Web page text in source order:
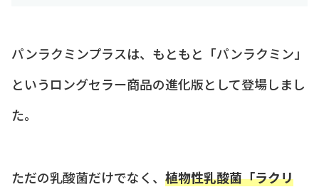
パンラクミンプラスは、もともと「パンラクミン」
というロングセラー商品の進化版として登場しまし
た。
ただの乳酸菌だけでなく、 植物性乳酸菌「ラクリ